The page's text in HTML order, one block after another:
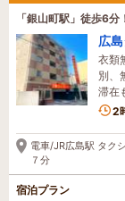
「銀山町駅」徒歩6
広
衣類
別、
滞在
1
2
電車/JR広島駅 タク
７分
宿泊プラン